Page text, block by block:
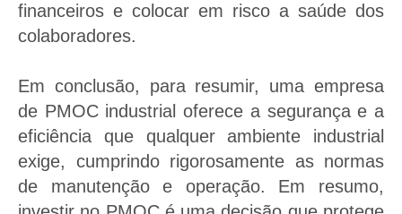
financeiros e colocar em risco a saúde dos
colaboradores.
Em conclusão, para resumir, uma empresa
de PMOC industrial oferece a segurança e a
eficiência que qualquer ambiente industrial
exige, cumprindo rigorosamente as normas
de manutenção e operação. Em resumo,